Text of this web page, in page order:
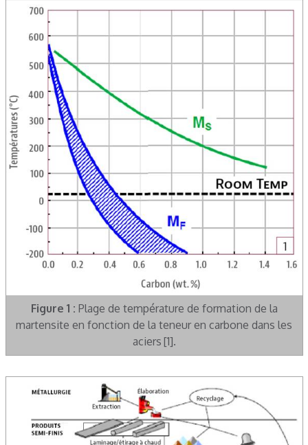
Figure 1 : Plage de température de formation de la
martensite en fonction de la teneur en carbone dans les
aciers [1].